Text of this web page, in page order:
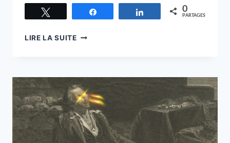
Partagez 0
PARTAGES
LIRE LA SUITELE
RACONTÉ
DANS
UNE
NOUVELLE
D’ANTICIPATION